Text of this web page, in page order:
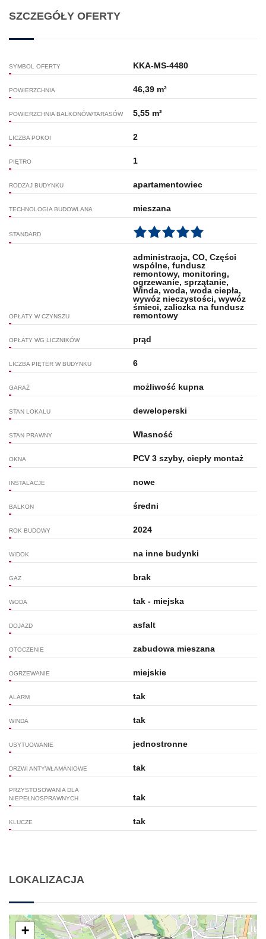
SZCZEGÓŁY OFERTY
SYMBOL OFERTY KKA-MS-4480
POWIERZCHNIA 46,39 m²
POWIERZCHNIA BALKONÓW/TARASÓW 5,55 m²
LICZBA POKOI 2
PIĘTRO 1
RODZAJ BUDYNKU apartamentowiec
TECHNOLOGIA BUDOWLANA mieszana
STANDARD
OPŁATY W CZYNSZU
administracja, CO, Części
wspólne, fundusz
remontowy, monitoring,
ogrzewanie, sprzątanie,
Winda, woda, woda ciepła,
wywóz nieczystości, wywóz
śmieci, zaliczka na fundusz
remontowy
OPŁATY WG LICZNIKÓW prąd
LICZBA PIĘTER W BUDYNKU 6
GARAŻ możliwość kupna
STAN LOKALU deweloperski
STAN PRAWNY Własność
OKNA PCV 3 szyby, ciepły montaż
INSTALACJE nowe
BALKON średni
ROK BUDOWY 2024
WIDOK na inne budynki
GAZ brak
WODA tak - miejska
DOJAZD asfalt
OTOCZENIE zabudowa mieszana
OGRZEWANIE miejskie
ALARM tak
WINDA tak
USYTUOWANIE jednostronne
DRZWI ANTYWŁAMANIOWE tak
PRZYSTOSOWANIA DLA
NIEPEŁNOSPRAWNYCH
tak
KLUCZE tak
LOKALIZACJA
+